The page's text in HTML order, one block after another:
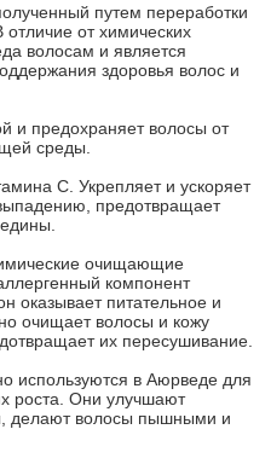
путем переработки
отличие от химических
волосам и является
здоровья волос и
и предохраняет волосы от
среды.
С. Укрепляет и ускоряет
предотвращает
очищающие
компонент
оказывает питательное и
очищает волосы и кожу
их пересушивание.
используются в Аюрведе для
роста. Они улучшают
делают волосы пышными и